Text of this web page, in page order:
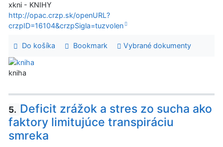
xkni - KNIHY
http://opac.crzp.sk/openURL?
crzpID=16104&crzpSigla=tuzvolen
Do košíka Bookmark Vybrané dokumenty
kniha
5. Deficit zrážok a stres zo sucha ako
faktory limitujúce transpiráciu
smreka